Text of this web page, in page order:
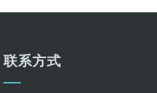
联系方式